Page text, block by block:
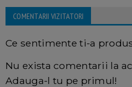
COMENTARII VIZITATORI
Ce sentimente ti-a
Nu exista comentarii la
Adauga-l tu pe primul!